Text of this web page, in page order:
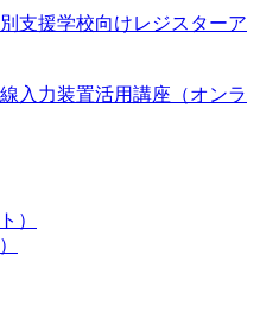
支援学校向けレジスターア
入力装置活用講座（オンラ
）